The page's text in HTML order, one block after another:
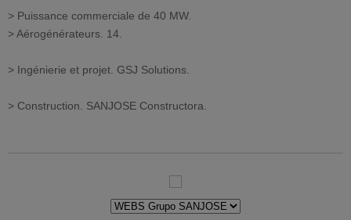
> Puissance commerciale de 40 MW.
> Aérogénérateurs. 14.
> Ingénierie et projet. GSJ Solutions.
> Construction. SANJOSE Constructora.